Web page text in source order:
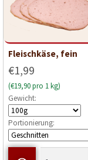
Fleischkäse, fein
€1,99
(€19,90 pro 1 kg)
Gewicht:
Portionierung: